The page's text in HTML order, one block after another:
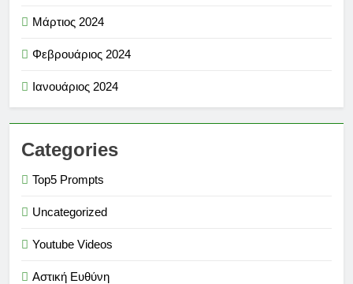
Μάρτιος 2024
Φεβρουάριος 2024
Ιανουάριος 2024
Categories
Top5 Prompts
Uncategorized
Youtube Videos
Αστική Ευθύνη